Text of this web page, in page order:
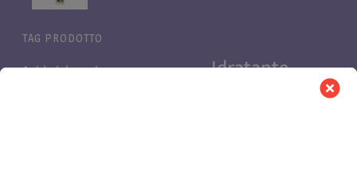
TAG PRODOTTO
Acido ialuronico BifasicaIdratante